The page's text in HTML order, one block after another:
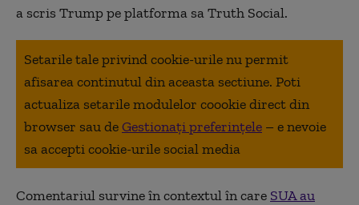
a scris Trump pe platforma sa Truth Social.
Setarile tale privind cookie-urile nu permit
afisarea continutul din aceasta sectiune. Poti
actualiza setarile modulelor coookie direct din
browser sau deGestionați preferințele – e nevoie
sa accepti cookie-urile social media
Comentariul survine în contextul în care SUA au